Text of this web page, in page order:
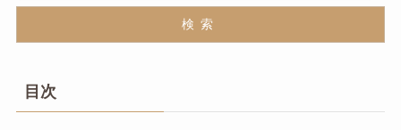
検索
目次